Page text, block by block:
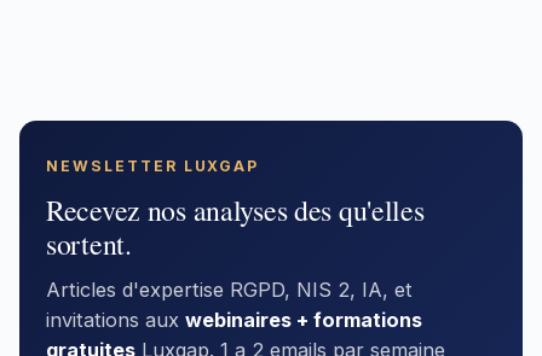
NEWSLETTER LUXGAP
Recevez nos analyses des qu'elles
sortent.
Articles d'expertise RGPD, NIS 2, IA, et
invitations aux webinaires + formations
gratuites Luxgap. 1 a 2 emails par semaine